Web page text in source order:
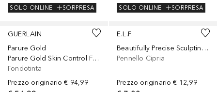
SOLO ONLINE
SORPRESA
SOLO ONLINE
SORPRESA
GUERLAIN
Parure Gold
Parure Gold Skin Control Fondotinta Compatto Alta Perfezione e Finish Matte
Fondotinta
Prezzo originario € 94,99
+3
E.L.F.
Beautifully Precise Sculpting BrushPrecision Sculpting Brush
Pennello Cipria
Prezzo originario € 12,99